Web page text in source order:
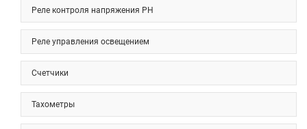
Реле контроля напряжения РН
Реле управления освещением
Счетчики
Тахометры